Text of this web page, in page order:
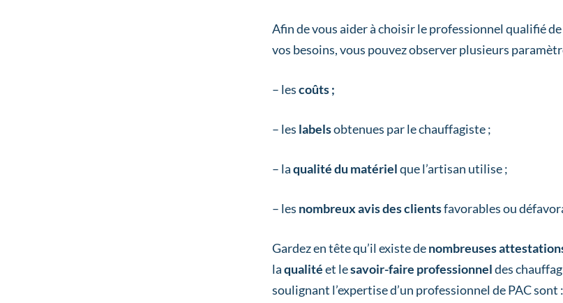
Afin de vous aider à choisir le professionnel qualifié
vos besoins, vous pouvez observer plusieurs
– lescoûts ;
– les labelsobtenues par le chauffagiste ;
– laqualité du matérielque l’artisan utilise ;
– les nombreux avis des clientsfavorables ou
Gardez en tête qu’il existe denombreuses
laqualitéet lesavoir-faire professionneldes
soulignant l’expertise d’un professionnel de PAC sont :